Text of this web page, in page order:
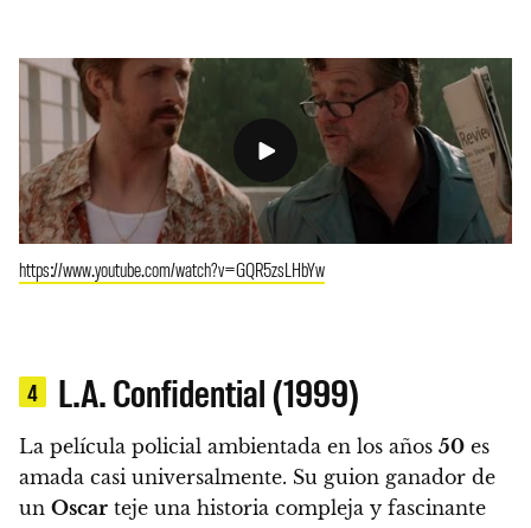
https://www.youtube.com/watch?v=GQR5zsLHbYw
4 L.A. Confidential (1999)
La película policial ambientada en los años 50 es
amada casi universalmente. Su guion ganador de
un Oscar teje una historia compleja y fascinante